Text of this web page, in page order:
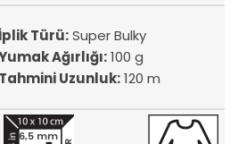
İplik Türü:Super Bulky
Ağırlığı:100 g
Tahmini Uzunluk:120 m
6,5 mm